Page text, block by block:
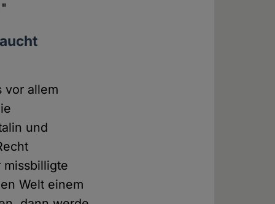
vor allem
und
missbilligte
Welt einem